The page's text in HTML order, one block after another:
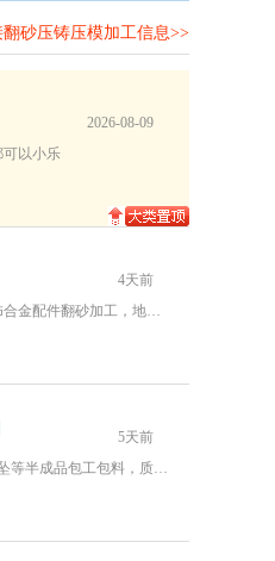
砂压铸压模加工信息>>
2026-08-09
可以小乐
4天前
5天前